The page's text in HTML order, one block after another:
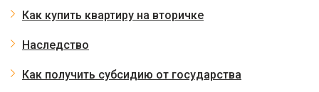
Как купить квартиру на вторичке
Наследство
Как получить субсидию от государства